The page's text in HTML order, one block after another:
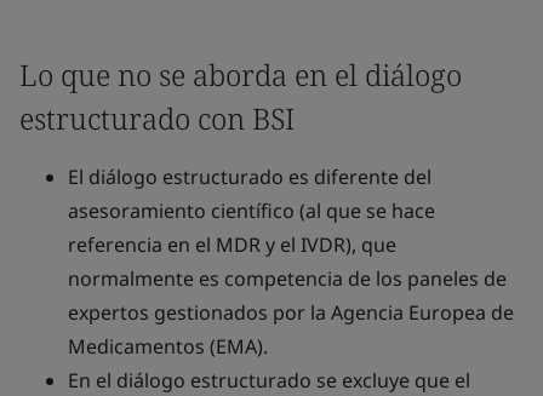
Lo que no se aborda en el diálogo
estructurado con BSI
El diálogo estructurado es diferente del
asesoramiento científico (al que se hace
referencia en el MDR y el IVDR), que
normalmente es competencia de los paneles de
expertos gestionados por la Agencia Europea de
Medicamentos (EMA).
En el diálogo estructurado se excluye que el